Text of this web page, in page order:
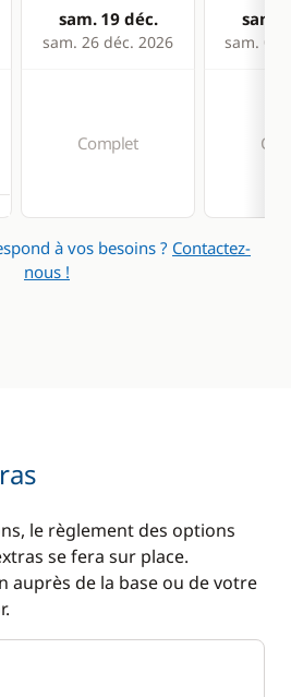
Climatisation
Eau chaude
Générateur
sam. 19 déc.
sam. 26 déc. 2026
sam.
sam. 02
Complet
à vos besoins ? Contactez-
nous !
le règlement des options
se fera sur place.
auprès de la base ou de votre